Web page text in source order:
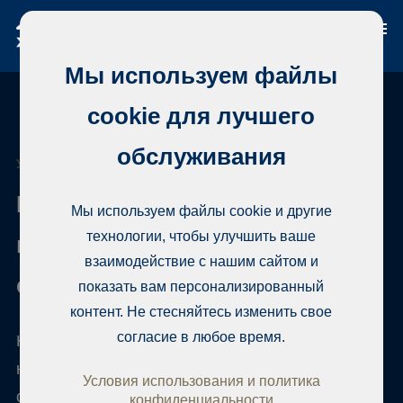
УСЛУГИ ДЛЯ СТРОИТЕЛЬНЫХ КОМПАНИЙ
Комплексное посредничество
в сфере недвижимости для
строительных компаний.
Habita имеет многолетний опыт продажи новой
недвижимости и сотрудничества со
строительными компаниями разных размеров.
Мы используем файлы
cookie для лучшего
обслуживания
Мы используем файлы cookie и другие
технологии, чтобы улучшить ваше
взаимодействие с нашим сайтом и
показать вам персонализированный
контент. Не стесняйтесь изменить свое
согласие в любое время.
Условия использования и политика
конфиденциальности